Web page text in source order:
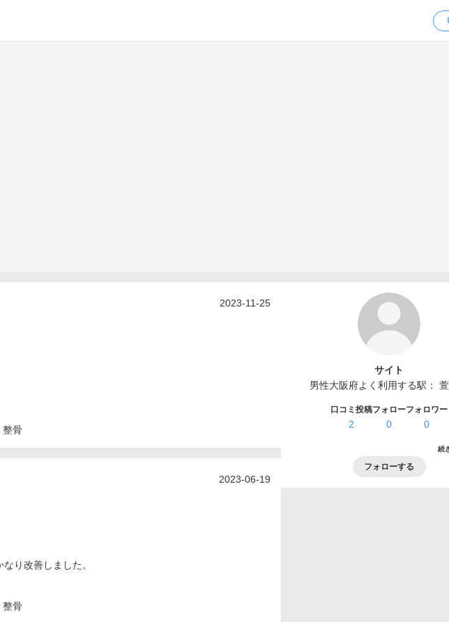
2023-11-25
整骨
2023-06-19
り改善しました。
整骨
サイト
男性大阪府よく利用する駅：
口コミ投稿
2
フォロー
0
フォロワー
0
続
フォローする